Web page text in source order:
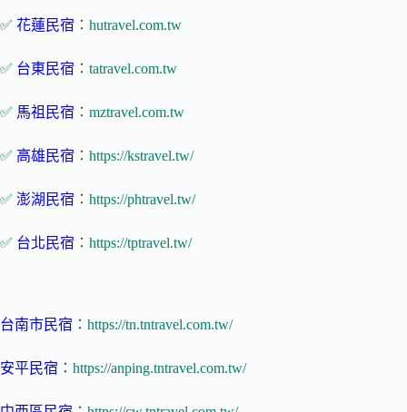
✅ 花蓮民宿 ： hutravel.com.tw
✅ 台東民宿 ： tatravel.com.tw
✅ 馬祖民宿 ： mztravel.com.tw
✅ 高雄民宿 ： https://kstravel.tw/
✅ 澎湖民宿 ： https://phtravel.tw/
✅ 台北民宿 ： https://tptravel.tw/
台南市民宿 ： https://tn.tntravel.com.tw/
安平民宿 ： https://anping.tntravel.com.tw/